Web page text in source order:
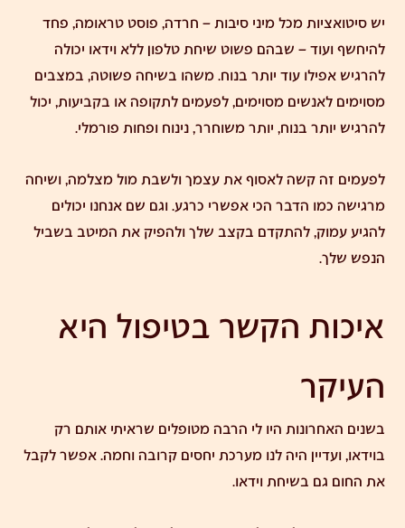
יש סיטואציות מכל מיני סיבות – חרדה, פוסט טראומה, פחד
להיחשף ועוד – שבהם פשוט שיחת טלפון ללא וידאו יכולה
להרגיש אפילו עוד יותר בנוח. משהו בשיחה פשוטה, במצבים
מסוימים לאנשים מסוימים, לפעמים לתקופה או בקביעות, יכול
להרגיש יותר בנוח, יותר משוחרר, נינוח ופחות פורמלי.
לפעמים זה קשה לאסוף את עצמך ולשבת מול מצלמה, ושיחה
מרגישה כמו הדבר הכי אפשרי כרגע. וגם שם אנחנו יכולים
להגיע עמוק, להתקדם בקצב שלך ולהפיק את המיטב בשביל
הנפש שלך.
איכות הקשר בטיפול היא
העיקר
בשנים האחרונות היו לי הרבה מטופלים שראיתי אותם רק
בוידאו, ועדיין היה לנו מערכת יחסים קרובה וחמה. אפשר לקבל
את החום גם בשיחת וידאו.